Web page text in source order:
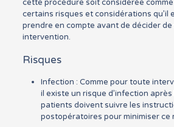
cette procédure soit considérée
certains risques et considérations qu’il
prendre en compte avant de décider
intervention.
Risques
Infection : Comme pour toute
il existe un risque d’infection après
patients doivent suivre les
postopératoires pour minimiser ce